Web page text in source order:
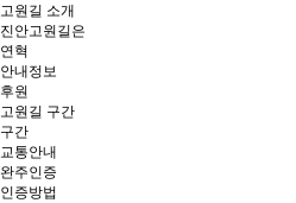
고원길 소개
진안고원길은
연혁
안내정보
후원
고원길 구간
구간
교통안내
완주인증
인증방법